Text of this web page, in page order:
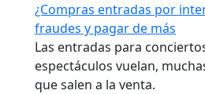
¿Compras entradas por
fraudes y pagar de más
Las entradas para
espectáculos vuelan,
que salen a la venta.